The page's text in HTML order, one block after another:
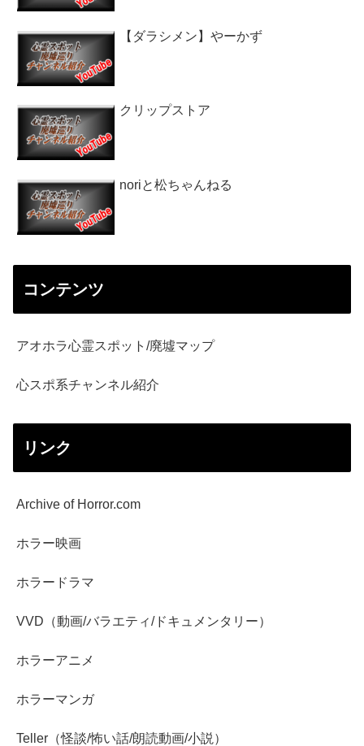
【ダラシメン】やーかず
クリップストア
noriと松ちゃんねる
コンテンツ
アオホラ心霊スポット/廃墟マップ
心スポ系チャンネル紹介
リンク
Archive of Horror.com
ホラー映画
ホラードラマ
VVD（動画/バラエティ/ドキュメンタリー）
ホラーアニメ
ホラーマンガ
Teller（怪談/怖い話/朗読動画/小説）